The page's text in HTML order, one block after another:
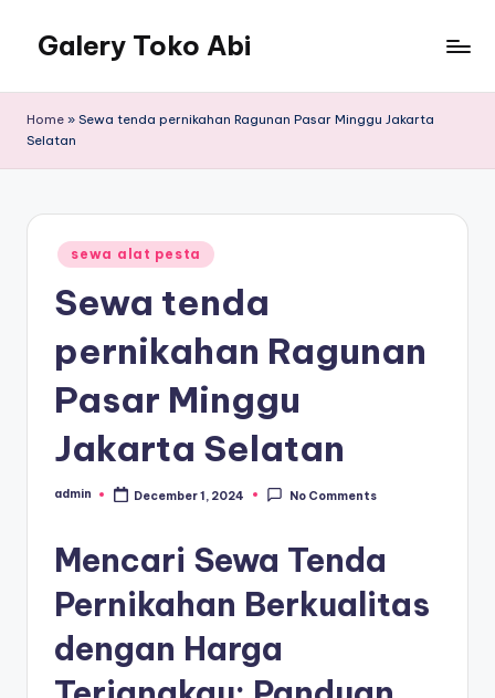
Galery Toko Abi
Home » Sewa tenda pernikahan Ragunan Pasar Minggu Jakarta
Selatan
Posted
in
sewa alat pesta
Sewa tenda
pernikahan Ragunan
Pasar Minggu
Jakarta Selatan
Posted
admin December 1, 2024 No Comments
Mencari Sewa Tenda
Pernikahan Berkualitas
dengan Harga